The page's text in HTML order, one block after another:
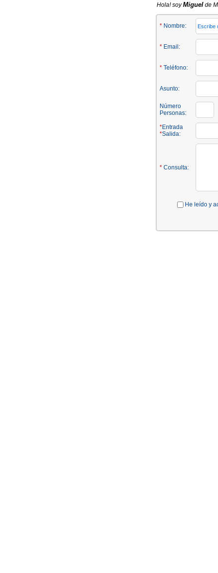
Hola! soyMiguel de
* Nombre:
* Email:
* Teléfono:
Asunto:
Número
Personas:
*Entrada
*Salida:
* Consulta:
He leído y